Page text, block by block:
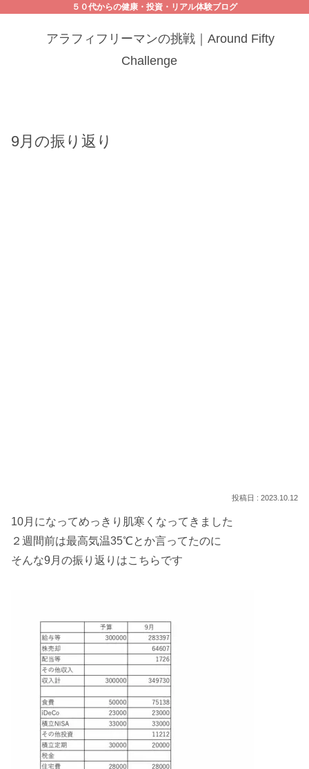
５０代からの健康・投資・リアル体験ブログ
アラフィフリーマンの挑戦｜Around Fifty
Challenge
9月の振り返り
2023.10.12
10月になってめっきり肌寒くなってきました
２週間前は最高気温35℃とか言ってたのに
そんな9月の振り返りはこちらです